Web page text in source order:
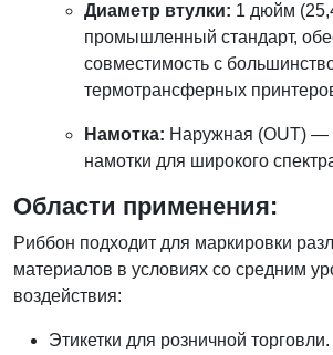
Диаметр втулки: 1 дюйм
промышленный стандарт,
совместимость с
термотрансферных
Намотка: Наружная (OUT) —
намотки для широкого
Области применения:
Риббон подходит для маркировки
материалов в условиях со средним
воздействия:
Этикетки для розничной торговли.